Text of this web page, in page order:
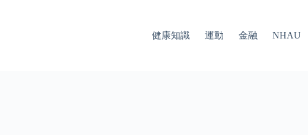
健康知識 運動 金融 NHAU